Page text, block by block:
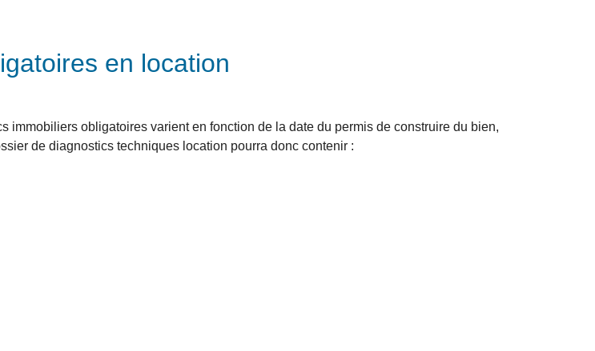
en location
immobiliers obligatoires varient en fonction de la date du permis de construire du bien,
de diagnostics techniques location pourra donc contenir :